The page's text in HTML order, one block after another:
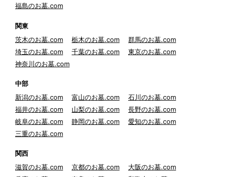
福島のお墓.com
関東
茨木のお墓.com
栃木のお墓.com
群馬のお墓.com
埼玉のお墓.com
千葉のお墓.com
東京のお墓.com
神奈川のお墓.com
中部
新潟のお墓.com
富山のお墓.com
石川のお墓.com
福井のお墓.com
山梨のお墓.com
長野のお墓.com
岐阜のお墓.com
静岡のお墓.com
愛知のお墓.com
三重のお墓.com
関西
滋賀のお墓.com
京都のお墓.com
大阪のお墓.com